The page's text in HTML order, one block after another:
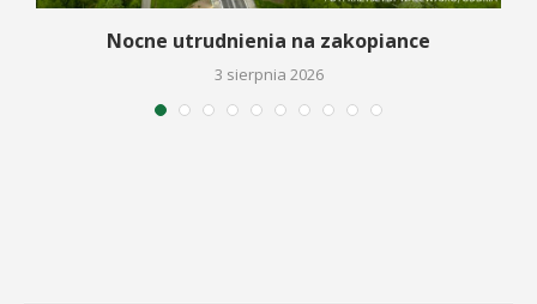
Nocne utrudnienia na zakopiance
3 sierpnia 2026